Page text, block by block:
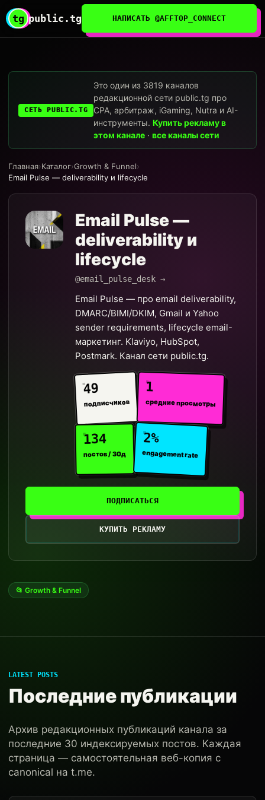
tg public.tg НАПИСАТЬ @AFFTOP_CONNECT
СЕТЬ PUBLIC.TG
Это один из 3819 каналов
редакционной сети public.tg про
CPA, арбитраж, iGaming, Nutra и AI-
инструменты.Купить рекламу в
этом канале ·все каналы сети
Главная›Каталог›Growth & Funnel›
Email Pulse — deliverability и lifecycle
Email Pulse —
deliverability и
lifecycle
@email_pulse_desk →
Email Pulse — про email deliverability,
DMARC/BIMI/DKIM, Gmail и Yahoo
sender requirements, lifecycle email-
маркетинг. Klaviyo, HubSpot,
Postmark. Канал сети public.tg.
49
подписчиков
1
средние просмотры
134
постов / 30д
2%
engagement rate
ПОДПИСАТЬСЯ
КУПИТЬ РЕКЛАМУ
📂 Growth & Funnel
LATEST POSTS
Последние публикации
Архив редакционных публикаций канала за
последние 30 индексируемых постов. Каждая
страница — самостоятельная веб-копия с
canonical на t.me.